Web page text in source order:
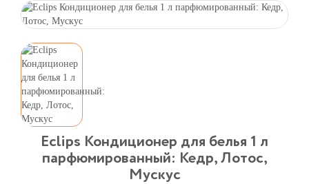
Eclips Кондиционер для белья 1 л
парфюмированный: Кедр, Лотос,
Мускус